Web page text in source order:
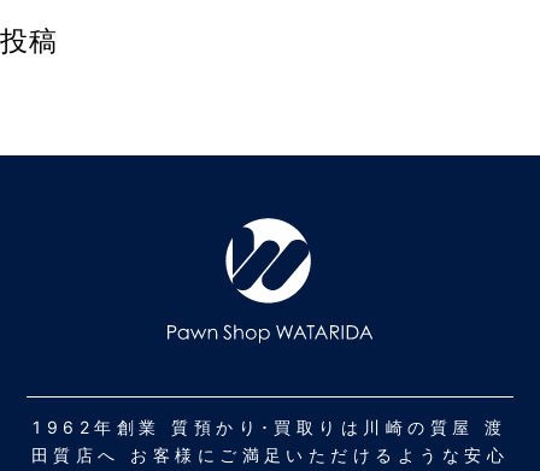
投稿
1962年創業 質預かり･買取りは川崎の質屋 渡
田質店へ お客様にご満足いただけるような安心